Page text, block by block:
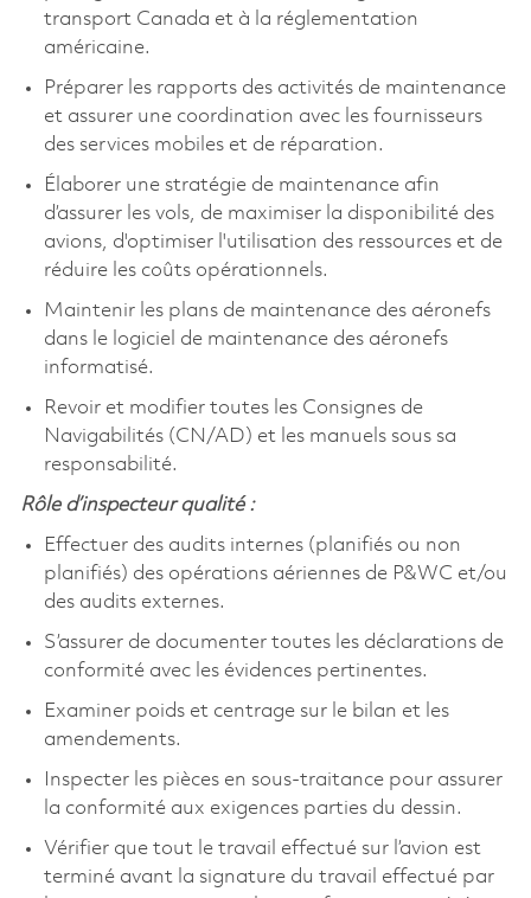
transport Canada et à la réglementation
américaine.
Préparer les rapports des activités de maintenance
et assurer une coordination avec les fournisseurs
des services mobiles et de réparation.
Élaborer une stratégie de maintenance afin
d’assurer les vols, de maximiser la disponibilité des
avions, d'optimiser l'utilisation des ressources et de
réduire les coûts opérationnels.
Maintenir les plans de maintenance des aéronefs
dans le logiciel de maintenance des aéronefs
informatisé.
Revoir et modifier toutes les Consignes de
Navigabilités (CN/AD) et les manuels sous sa
responsabilité.
Rôle d’inspecteur qualité :
Effectuer des audits internes (planifiés ou non
planifiés) des opérations aériennes de P&WC et/ou
des audits externes.
S’assurer de documenter toutes les déclarations de
conformité avec les évidences pertinentes.
Examiner poids et centrage sur le bilan et les
amendements.
Inspecter les pièces en sous-traitance pour assurer
la conformité aux exigences parties du dessin.
Vérifier que tout le travail effectué sur l’avion est
terminé avant la signature du travail effectué par